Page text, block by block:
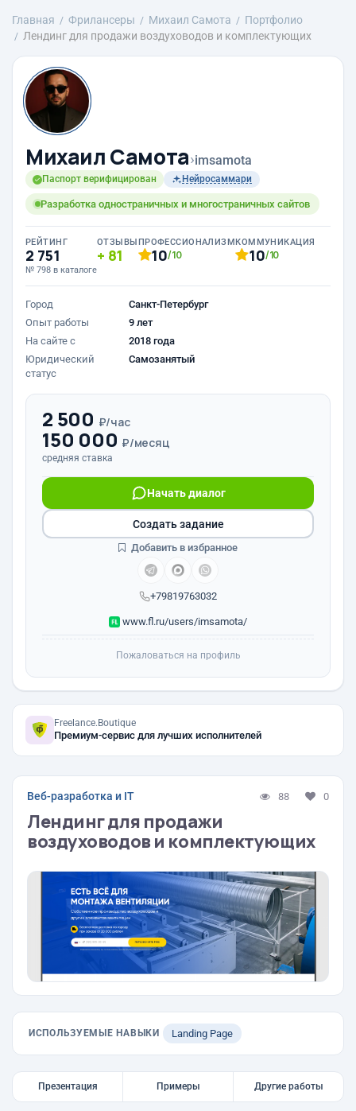
Главная Фрилансеры Михаил Самота
Портфолио
Лендинг для продажи воздуховодов и комплектующих
Михаил Самота›imsamota
Паспорт верифицирован Нейросаммари
Разработка одностраничных и многостраничных сайтов
РЕЙТИНГ
2 751
№ 798 в каталоге
ОТЗЫВЫ
81
ПРОФЕССИОНАЛИЗМ
10/10
КОММУНИКАЦИЯ
10/10
Город
Санкт-Петербург
Опыт работы
9 лет
На сайте с
2018 года
Юридический
статус
Самозанятый
2 500 ₽/час
150 000 ₽/месяц
средняя ставка
+79819763032
Начать диалог
www.fl.ru/users/imsamota/
Создать задание
Добавить в избранное
Пожаловаться на профиль
Freelance.Boutique
Премиум-сервис для лучших исполнителей
Веб-разработка и IT 88 0
Лендинг для продажи
воздуховодов и комплектующих
ИСПОЛЬЗУЕМЫЕ НАВЫКИ Landing Page
Презентация Примеры Другие работы